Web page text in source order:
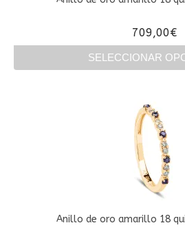
de
709,00€
SELECCIONAR
Las
se
pueden
elegir
en
Anillo de oro amarillo 18